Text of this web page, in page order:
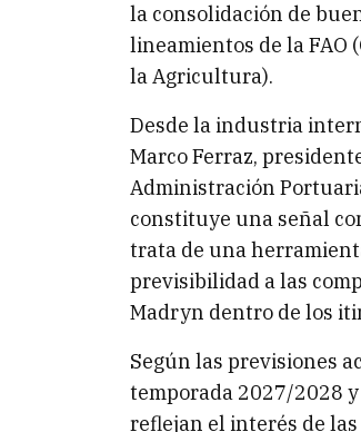
la consolidación de
lineamientos de la FAO
la Agricultura).
Desde la industria
Marco Ferraz,
Administración
constituye una señal
trata de una
previsibilidad a las
Madryn dentro de los
Según las previsiones
temporada 2027/2028
reflejan el interés de